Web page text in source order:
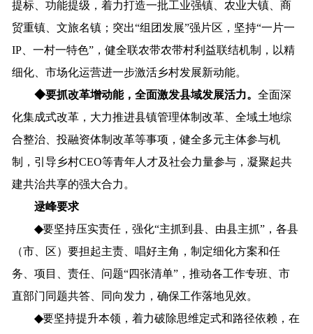
提标、功能提级，着力打造一批工业强镇、农业大镇、商
贸重镇、文旅名镇；突出“组团发展”强片区，坚持“一片一
IP 、一村一特色” ，健全联农带农带村利益联结机制， 以精
细化 、市场化运营进一步激活乡村发展新动能。
◆要抓改革增动能，全面激发县域发展活力。全面深
化集成式改革， 大力推进县镇管理体制改革、全域土地综
合整治 、投融资体制改革等事项，健全多元主体参与机
制，引导乡村CEO等青年人才及社会力量参与 ，凝聚起共
建共治共享的强大合力。
逯峰要求
◆要坚持压实责任，强化“主抓到县、由县主抓”，各县
（市、区）要担起主责、唱好主角，制定细化方案和任
务、项目、责任、问题“四张清单”，推动各工作专班、市
直部门同题共答、同向发力，确保工作落地见效。
◆要坚持提升本领，着力破除思维定式和路径依赖，在